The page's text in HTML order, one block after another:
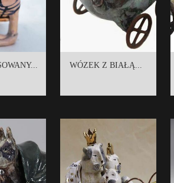
WÓZEK Z BIAŁĄ...